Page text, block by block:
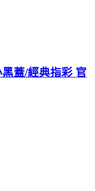
蓋/經典指彩 官